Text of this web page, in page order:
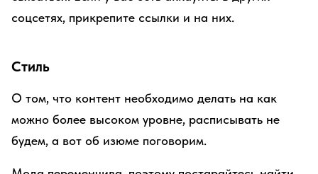
соцсетях, прикрепите ссылки и на них.
Стиль
О том, что контент необходимо делать на как
можно более высоком уровне, расписывать не
будем, а вот об изюме поговорим.